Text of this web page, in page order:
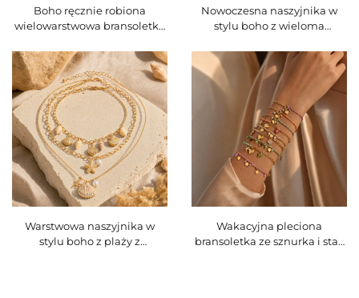
Boho ręcznie robiona
wielowarstwowa bransoletka
regulowana, z motywem
liścia złota, pleciona, kod
produktu O16BMI248
Nowoczesna naszyjnika w
stylu boho z wieloma
stali nierdzewnej, kolorowa
zawieszka, do nakładania na
siebie
Warstwowa naszyjnika w
stylu boho z plaży z
Wakacyjna pleciona
bransoletka ze sznurka i stali